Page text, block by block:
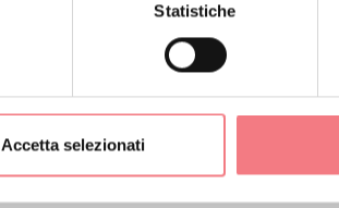
Statistiche
Accetta selezionati